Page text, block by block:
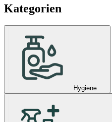
Kategorien
Hygiene